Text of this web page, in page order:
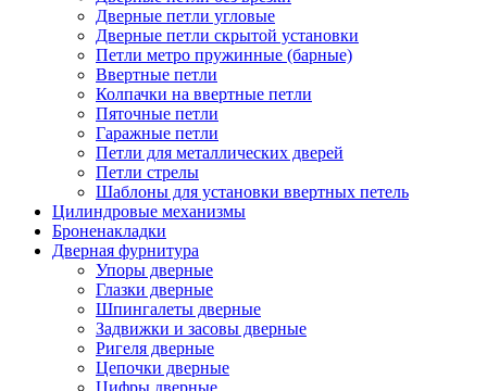
Дверные петли угловые
Дверные петли скрытой установки
Петли метро пружинные (барные)
Ввертные петли
Колпачки на ввертные петли
Пяточные петли
Гаражные петли
Петли для металлических дверей
Петли стрелы
Шаблоны для установки ввертных петель
Цилиндровые механизмы
Броненакладки
Дверная фурнитура
Упоры дверные
Глазки дверные
Шпингалеты дверные
Задвижки и засовы дверные
Ригеля дверные
Цепочки дверные
Цифры дверные